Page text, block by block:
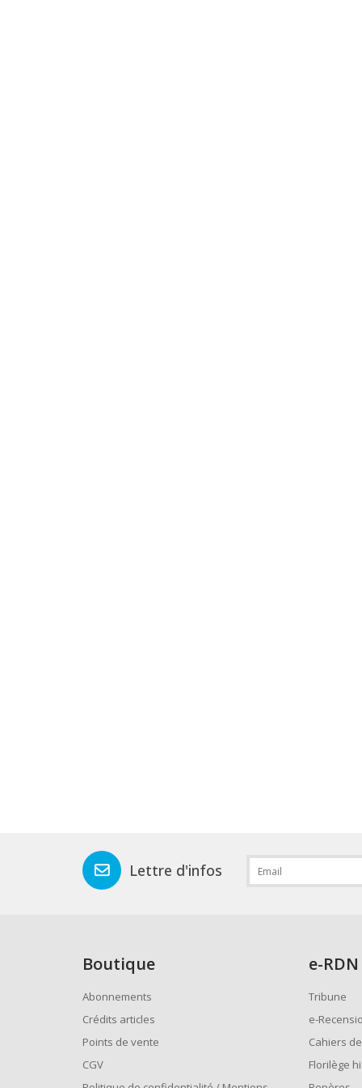
Lettre d'infos
Boutique
Abonnements
Crédits articles
Points de vente
CGV
e-RDN
Tribune
e-
Cahiers
Florilège